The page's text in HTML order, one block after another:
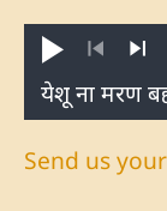
Play
Send us